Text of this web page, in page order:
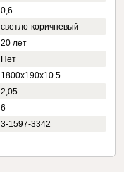
0,6
светло-коричневый
20 лет
Нет
1800х190х10.5
2,05
6
3-1597-3342